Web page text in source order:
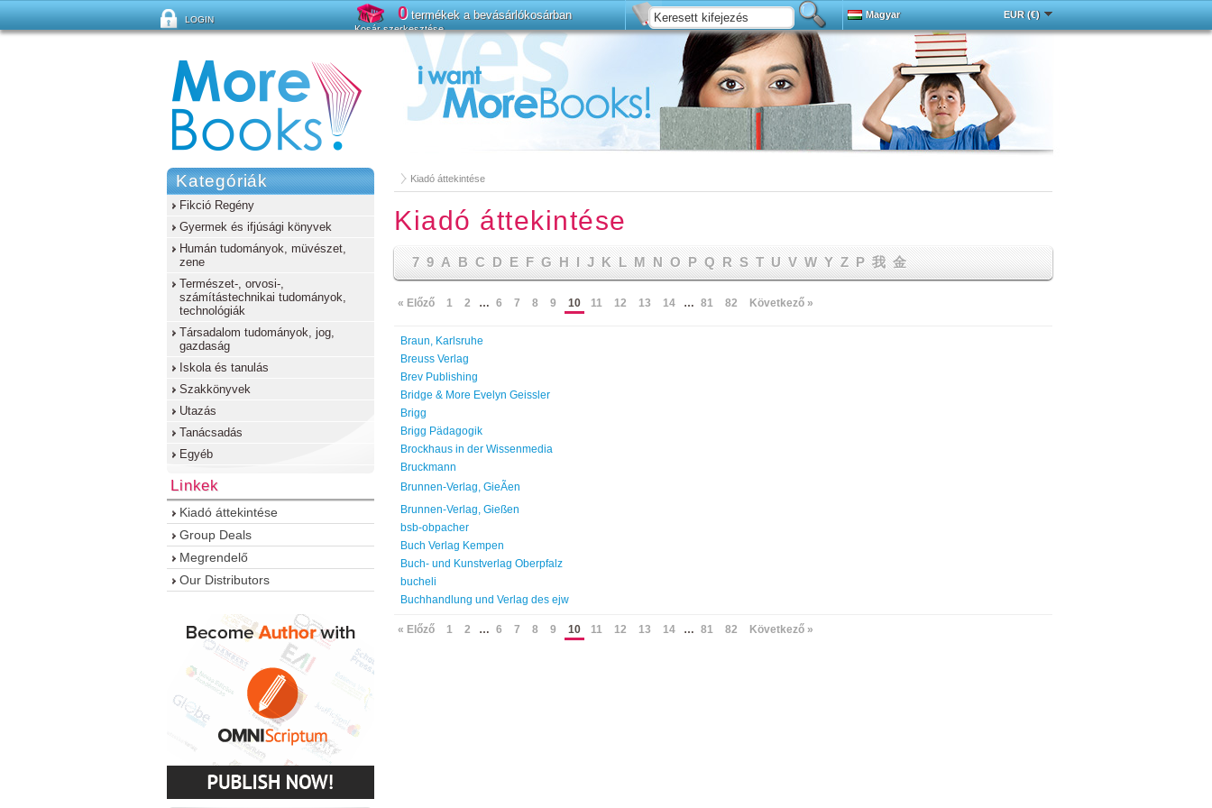
Kiadó áttekintése
Kiadó áttekintése
7 9 A B C D E F G H I J K L M N O P Q R S T U V W Y Z Р 我 金
« Előző 1 2 … 6 7 8 9 10 11 12 13 14 … 81 82 Következő »
Braun, Karlsruhe
Breuss Verlag
Brev Publishing
Bridge & More Evelyn Geissler
Brigg
Brigg Pädagogik
Brockhaus in der Wissenmedia
Bruckmann
Brunnen-Verlag, GieÃen
Brunnen-Verlag, Gießen
bsb-obpacher
Buch Verlag Kempen
Buch- und Kunstverlag Oberpfalz
bucheli
Buchhandlung und Verlag des ejw
« Előző 1 2 … 6 7 8 9 10 11 12 13 14 … 81 82 Következő »
Kategóriák
Fikció Regény
Gyermek és ifjúsági könyvek
Humán tudományok, müvészet,
zene
Természet-, orvosi-,
számítástechnikai tudományok,
technológiák
Társadalom tudományok, jog,
gazdaság
Iskola és tanulás
Szakkönyvek
Utazás
Tanácsadás
Egyéb
Linkek
Kiadó áttekintése
Group Deals
Megrendelő
Our Distributors
LOGIN
Elfelejtette a jelszavát?
0termékek a bevásárlókosárban
Kosár szerkesztése
telepíteni
Bővített keresés
Magyar
Deutsch
Français
English
Italy
Português
Русский
Türkçe
EUR (€)